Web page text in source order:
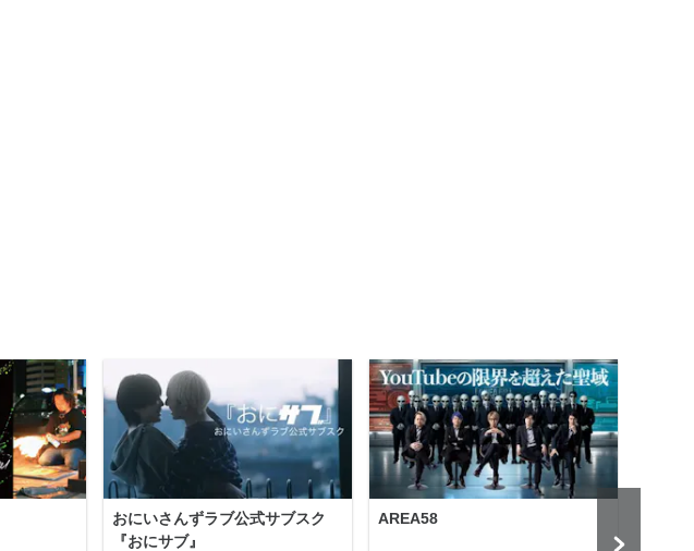
おにいさんずラブ公式サブスク
『おにサブ』
AREA58